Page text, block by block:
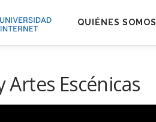
QUIÉNES SOMOS
Artes Escénicas